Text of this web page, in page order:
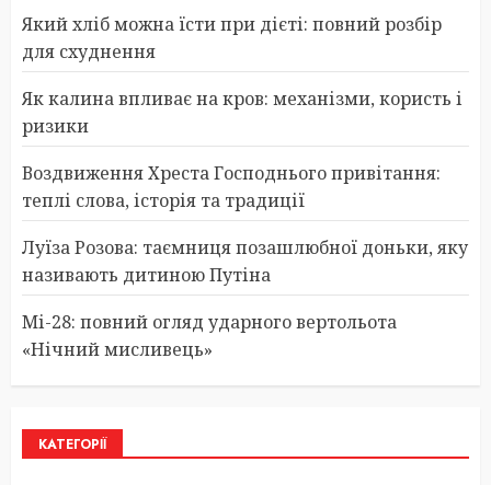
Який хліб можна їсти при дієті: повний розбір
для схуднення
Як калина впливає на кров: механізми, користь і
ризики
Воздвиження Хреста Господнього привітання:
теплі слова, історія та традиції
Луїза Розова: таємниця позашлюбної доньки, яку
називають дитиною Путіна
Мі-28: повний огляд ударного вертольота
«Нічний мисливець»
КАТЕГОРІЇ